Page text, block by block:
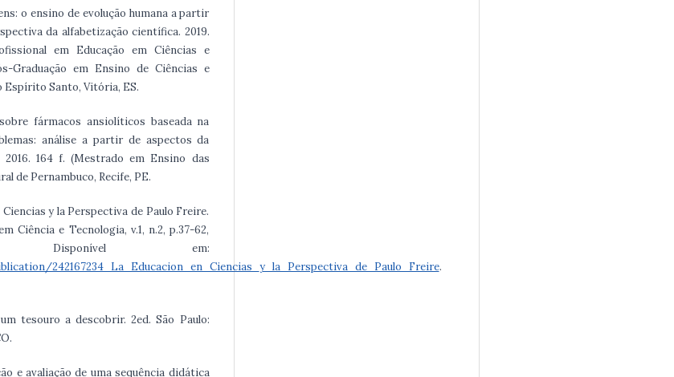
o ensino de evolução humana a partir
da alfabetização científica. 2019.
em Educação em Ciências e
Graduação em Ensino de Ciências e
Santo, Vitória, ES.
fármacos ansiolíticos baseada na
análise a partir de aspectos da
164 f. (Mestrado em Ensino das
de Pernambuco, Recife, PE.
y la Perspectiva de Paulo Freire.
Ciência e Tecnologia, v.1, n.2, p.37-62,
em:
242167234_La_Educacion_en_Ciencias_y_la_Perspectiva_de_Paulo_Freire.
tesouro a descobrir. 2ed. São Paulo:
e avaliação de uma sequência didática